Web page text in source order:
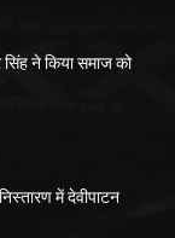
ने किया समाज को
में देवीपाटन